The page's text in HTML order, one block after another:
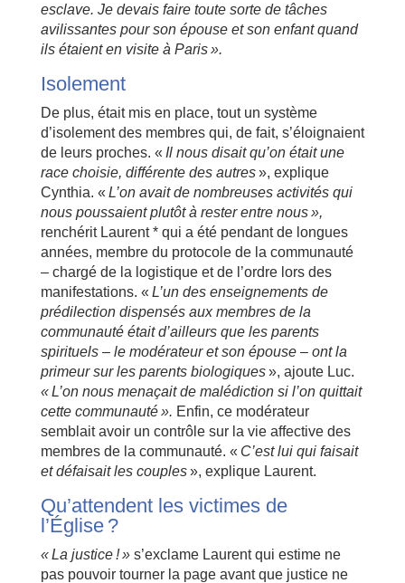
esclave. Je devais faire toute sorte de tâches
avilissantes pour son épouse et son enfant quand
ils étaient en visite à Paris ».
Isolement
De plus, était mis en place, tout un système
d’isolement des membres qui, de fait, s’éloignaient
de leurs proches. « Il nous disait qu’on était une
race choisie, différente des autres», explique
Cynthia. « L’on avait de nombreuses activités qui
nous poussaient plutôt à rester entre nous »,
renchérit Laurent * qui a été pendant de longues
années, membre du protocole de la communauté
– chargé de la logistique et de l’ordre lors des
manifestations. « L’un des enseignements de
prédilection dispensés aux membres de la
communauté était d’ailleurs que les parents
spirituels – le modérateur et son épouse – ont la
primeur sur les parents biologiques», ajoute Luc.
« L’on nous menaçait de malédiction si l’on quittait
cette communauté ». Enfin, ce modérateur
semblait avoir un contrôle sur la vie affective des
membres de la communauté. « C’est lui qui faisait
et défaisait les couples», explique Laurent.
Qu’attendent les victimes de
l’Église ?
« La justice ! » s’exclame Laurent qui estime ne
pas pouvoir tourner la page avant que justice ne